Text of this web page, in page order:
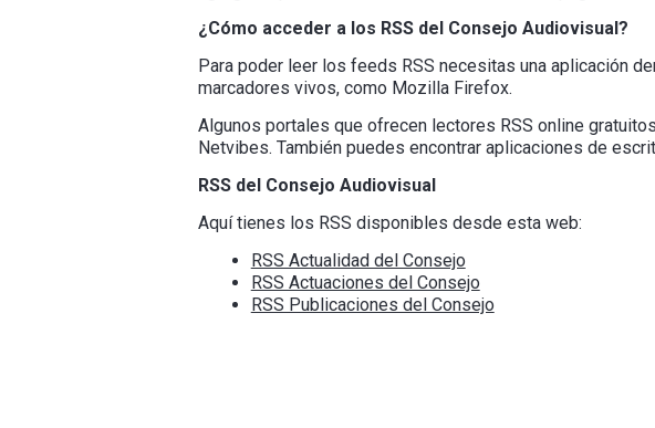
¿Cómo acceder a los RSS del Consejo Audiovisual?
Para poder leer los feeds RSS necesitas una aplicación
marcadores vivos, como Mozilla Firefox.
Algunos portales que ofrecen lectores RSS online
Netvibes. También puedes encontrar aplicaciones de
RSS del Consejo Audiovisual
Aquí tienes los RSS disponibles desde esta web:
RSS Actualidad del Consejo
RSS Actuaciones del Consejo
RSS Publicaciones del Consejo